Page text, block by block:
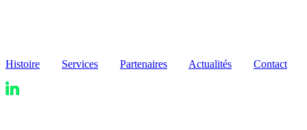
Histoire Services Partenaires Actualités Contact